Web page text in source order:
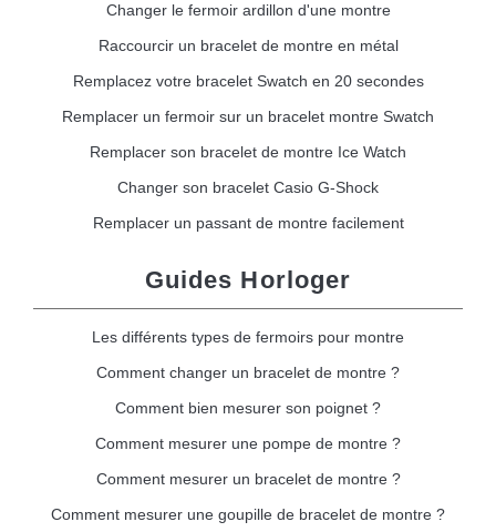
Changer le fermoir ardillon d'une montre
Raccourcir un bracelet de montre en métal
Remplacez votre bracelet Swatch en 20 secondes
Remplacer un fermoir sur un bracelet montre Swatch
Remplacer son bracelet de montre Ice Watch
Changer son bracelet Casio G-Shock
Remplacer un passant de montre facilement
Guides Horloger
Les différents types de fermoirs pour montre
Comment changer un bracelet de montre ?
Comment bien mesurer son poignet ?
Comment mesurer une pompe de montre ?
Comment mesurer un bracelet de montre ?
Comment mesurer une goupille de bracelet de montre ?